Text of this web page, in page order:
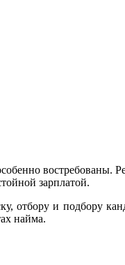
востребованы.
зарплатой.
отбору и подбору
найма.